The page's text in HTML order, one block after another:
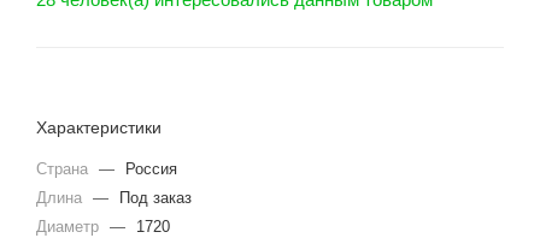
Характеристики
Страна —
Россия
Длина —
Под заказ
Диаметр —
1720